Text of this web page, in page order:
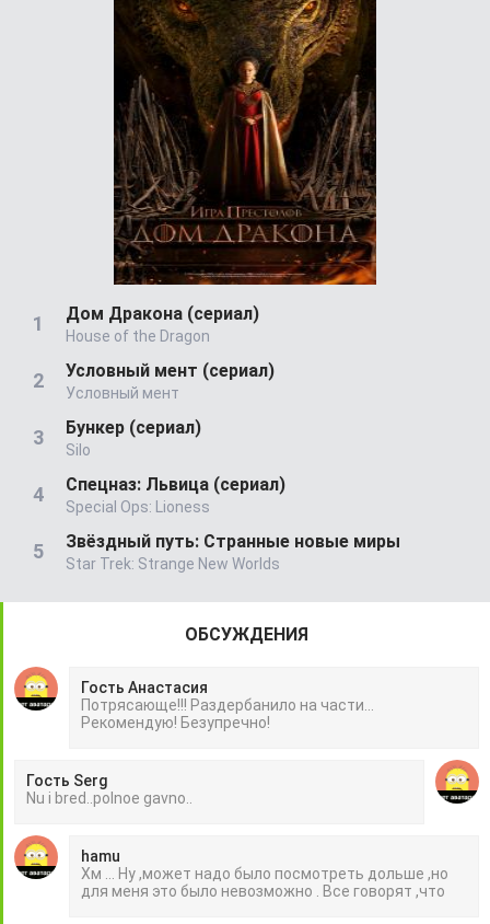
Дом Дракона (сериал)
House of the Dragon
Условный мент (сериал)
Условный мент
Бункер (сериал)
Silo
Спецназ: Львица (сериал)
Special Ops: Lioness
Звёздный путь: Странные новые миры
Star Trek: Strange New Worlds
ОБСУЖДЕНИЯ
Гость Анастасия
Потрясающе!!! Раздербанило на части...
Рекомендую! Безупречно!
Гость Serg
Nu i bred..polnoe gavno..
hamu
Хм ... Ну ,может надо было посмотреть дольше ,но
для меня это было невозможно . Все говорят ,что